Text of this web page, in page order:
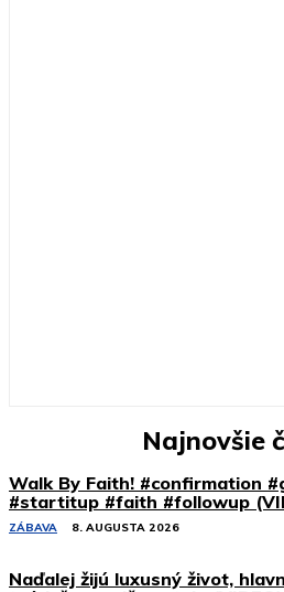
Najnovšie
Walk By Faith! #confirmation
#startitup #faith #followup
ZÁBAVA 8. AUGUSTA 2026
Naďalej žijú luxusný život,